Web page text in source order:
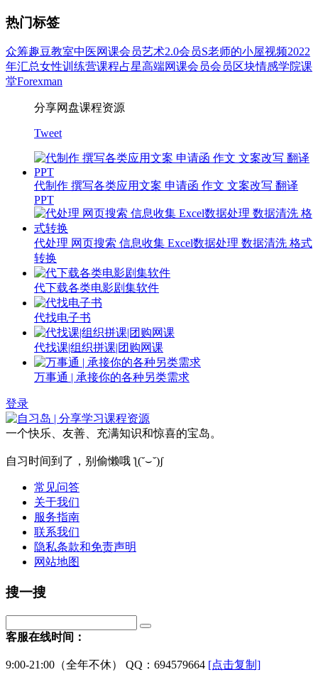
热门标签
众筹趣豆教室中医网课会员艺术2.0会员S老师的小屋视频2022
年汇总女性训练营课程占星高端网课会员会员区块情感学院课
堂Forexman
分享网盘课程资源
Tweet
代制作 撰写各类应用文案 申请函 作文 文案改写 翻译
PPT
代处理 网页搜索 信息收集 Excel数据处理 数据清洗 格式
转换
代下载各类电影剧集软件
代找电子书
代找课|组织拼课|团购网课
万事通 | 承接你的各种另类需求
登录
一个快乐、友善、充满知识和惊喜的宝岛。
自习时间到了，别偷懒哦 ƪ(˘⌣˘)ʃ
常见问答
关于我们
服务指南
联系我们
隐私条款和免责声明
网站地图
搜一搜
客服在线时间：
9:00-21:00（全年不休） QQ：694579664 [点击复制]